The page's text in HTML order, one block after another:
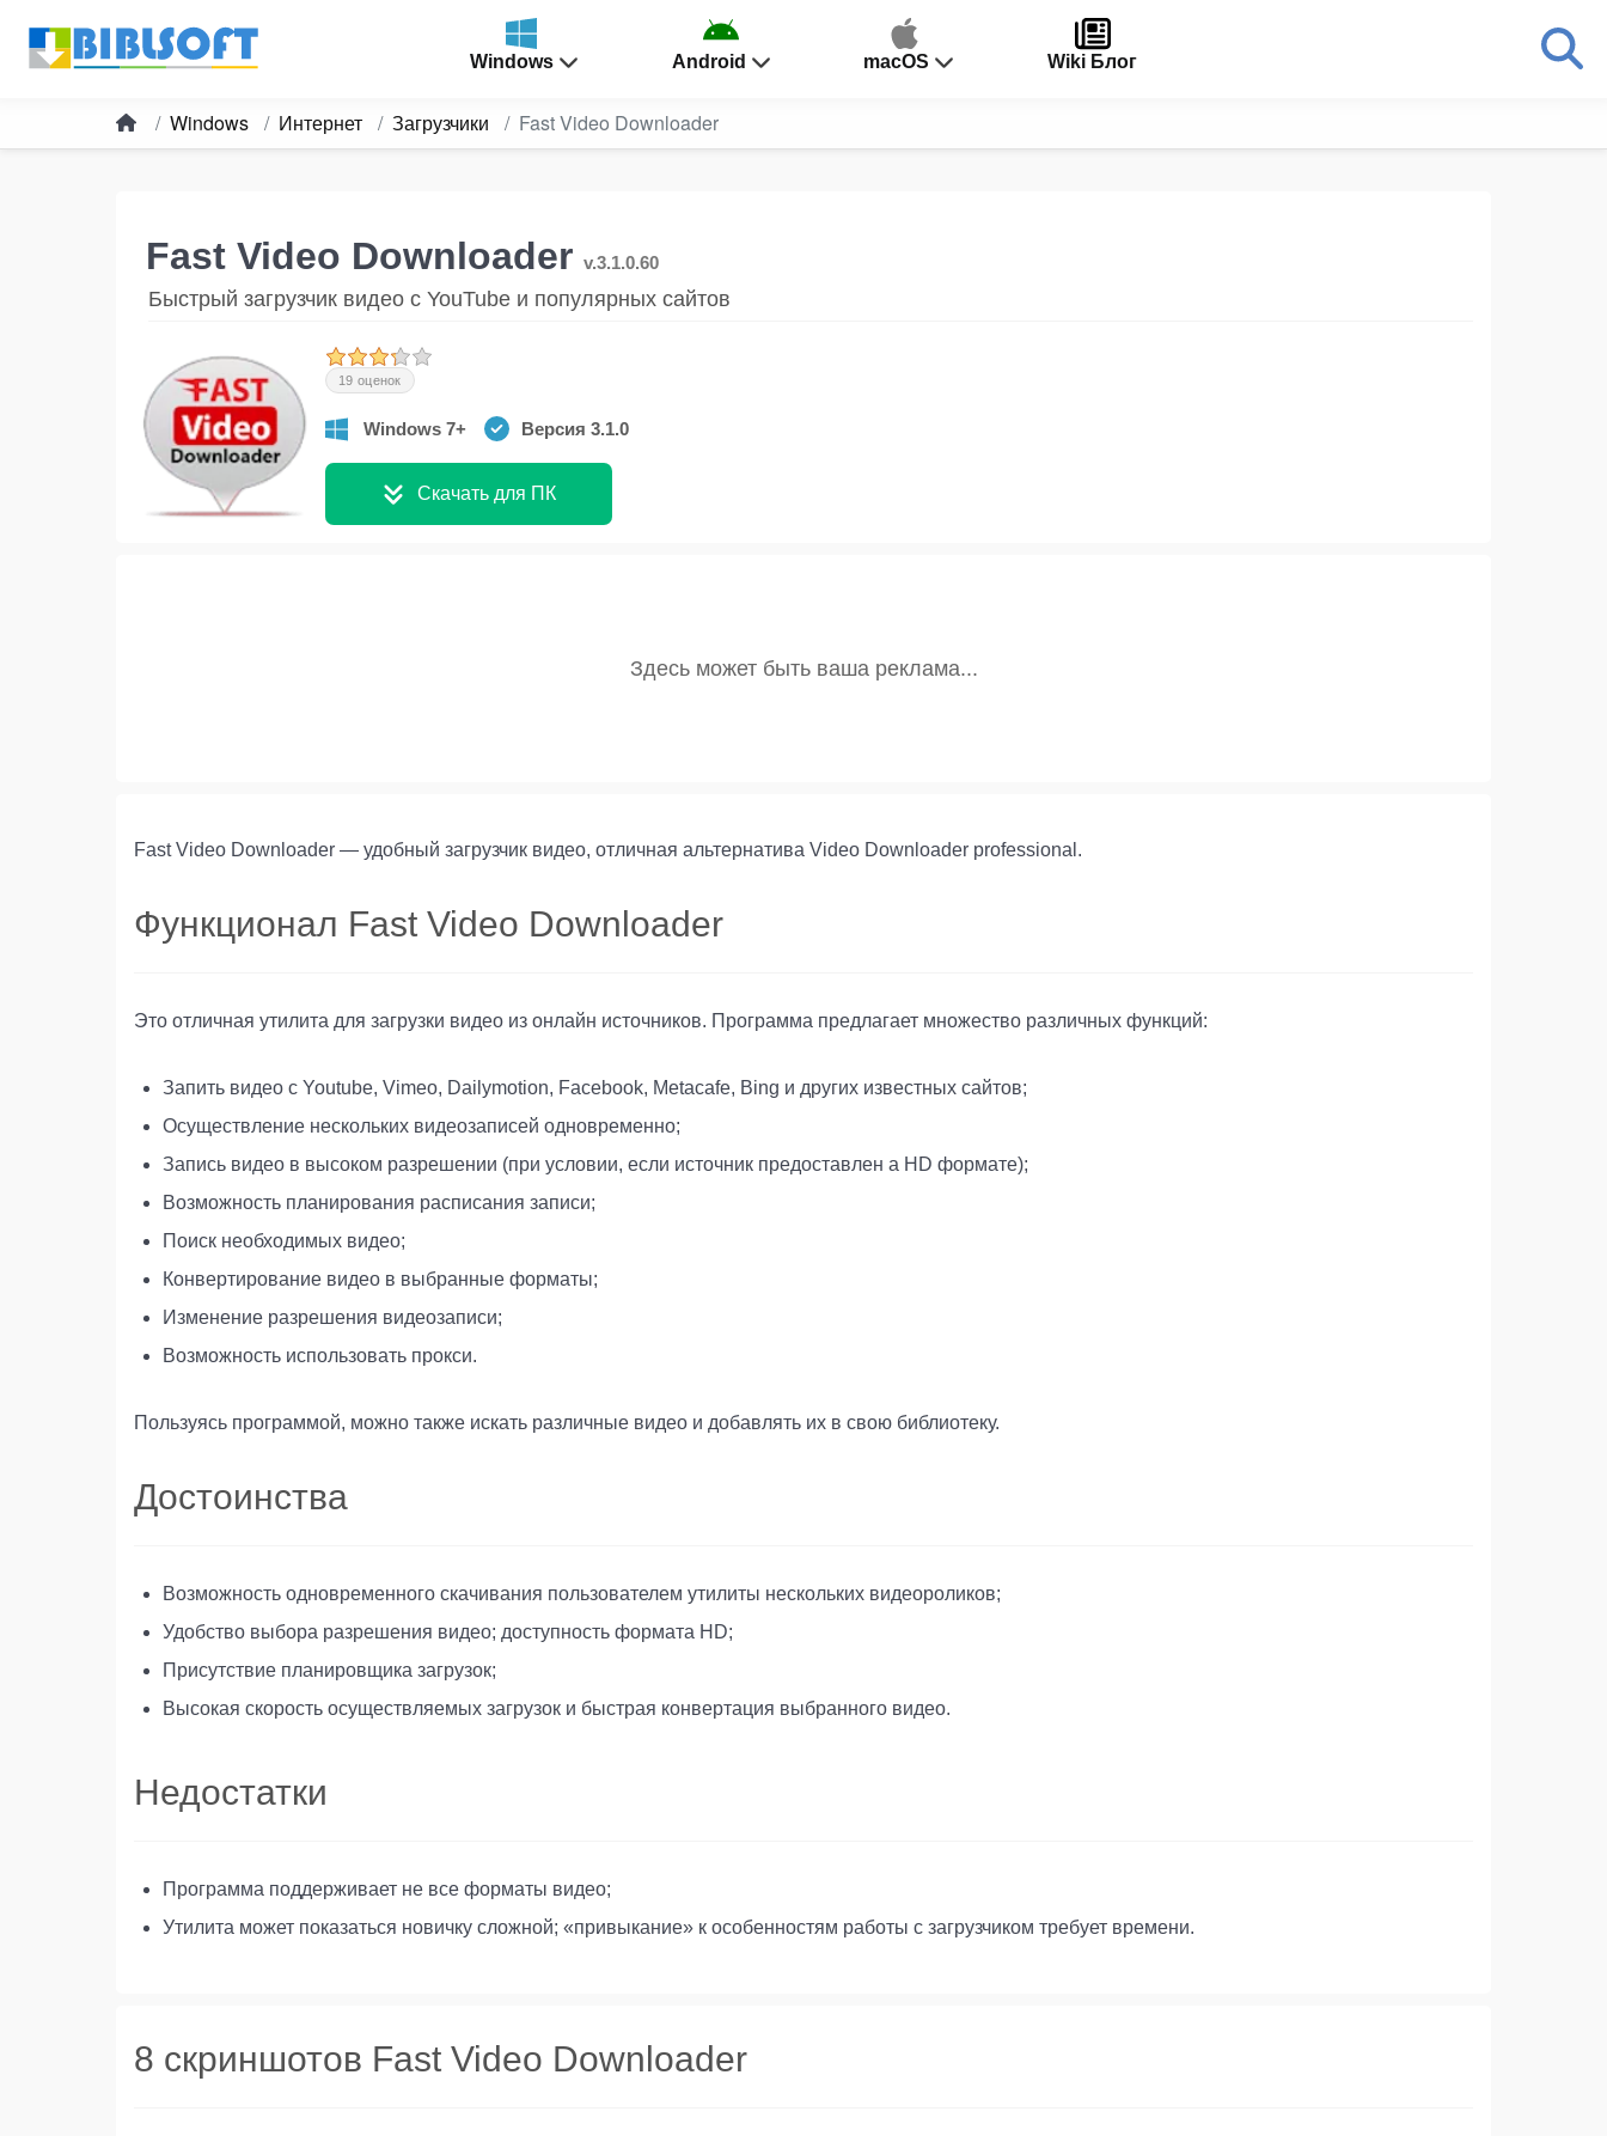
Windows Android macOS Wiki Блог
Windows Интернет Загрузчики Fast Video Downloader
Fast Video Downloader v.3.1.0.60
Быстрый загрузчик видео с YouTube и популярных сайтов
19 оценок
Windows 7+ Версия 3.1.0
Скачать для ПК
Fast Video Downloader — удобный загрузчик видео, отличная альтернатива Video Downloader professional.
Функционал Fast Video Downloader
Это отличная утилита для загрузки видео из онлайн источников. Программа предлагает множество различных функций:
Запить видео с Youtube, Vimeo, Dailymotion, Facebook, Metacafe, Bing и других известных сайтов;
Осуществление нескольких видеозаписей одновременно;
Запись видео в высоком разрешении (при условии, если источник предоставлен а HD формате);
Возможность планирования расписания записи;
Поиск необходимых видео;
Конвертирование видео в выбранные форматы;
Изменение разрешения видеозаписи;
Возможность использовать прокси.
Пользуясь программой, можно также искать различные видео и добавлять их в свою библиотеку.
Достоинства
Возможность одновременного скачивания пользователем утилиты нескольких видеороликов;
Удобство выбора разрешения видео; доступность формата HD;
Присутствие планировщика загрузок;
Высокая скорость осуществляемых загрузок и быстрая конвертация выбранного видео.
Недостатки
Программа поддерживает не все форматы видео;
Утилита может показаться новичку сложной; «привыкание» к особенностям работы с загрузчиком требует времени.
8 скриншотов Fast Video Downloader